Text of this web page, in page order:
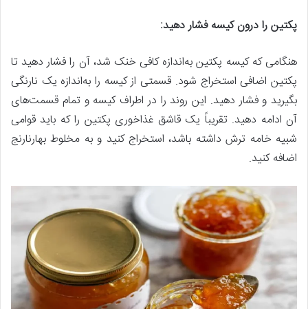
پکتین را درون کیسه فشار دهید:
هنگامی که کیسه پکتین به‌اندازه کافی خنک شد، آن را فشار دهید تا
پکتین اضافی استخراج شود. قسمتی از کیسه را به‌اندازه یک نارنگی
بگیرید و فشار دهید. این روند را در اطراف کیسه و تمام قسمت‌های
آن ادامه دهید. تقریباً یک قاشق غذاخوری پکتین را که باید قوامی
شبیه خامه ترش داشته باشد، استخراج کنید و به مخلوط بهارنارنج
اضافه کنید.